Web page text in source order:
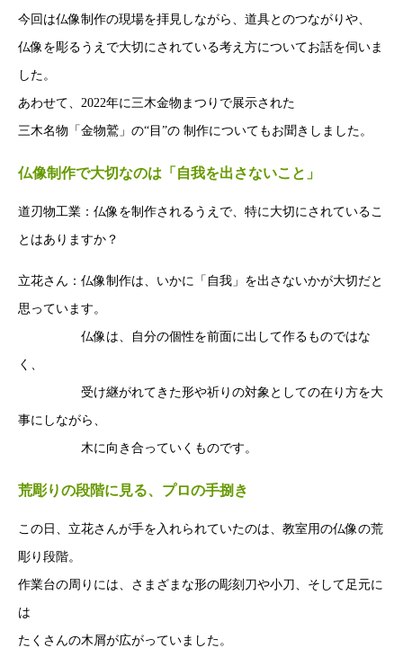
今回は仏像制作の現場を拝⾒しながら、道具とのつながりや、
仏像を彫るうえで⼤切にされている考え⽅についてお話を伺いま
した。
あわせて、2022年に三⽊⾦物まつりで展⽰された
三⽊名物「⾦物鷲」の“⽬”の 制作についてもお聞きしました。
仏像制作で⼤切なのは「⾃我を出さないこと」
道刃物⼯業：仏像を制作されるうえで、特に⼤切にされているこ
とはありますか？
⽴花さん：仏像制作は、いかに「⾃我」を出さないかが⼤切だと
思っています。
仏像は、⾃分の個性を前⾯に出して作るものではな
く、
受け継がれてきた形や祈りの対象としての在り⽅を⼤
事にしながら、
⽊に向き合っていくものです。
荒彫りの段階に⾒る、プロの⼿捌き
この⽇、⽴花さんが⼿を⼊れられていたのは、教室⽤の仏像の荒
彫り段階。
作業台の周りには、さまざまな形の彫刻⼑や⼩⼑、そして⾜元に
は
たくさんの⽊屑が広がっていました。